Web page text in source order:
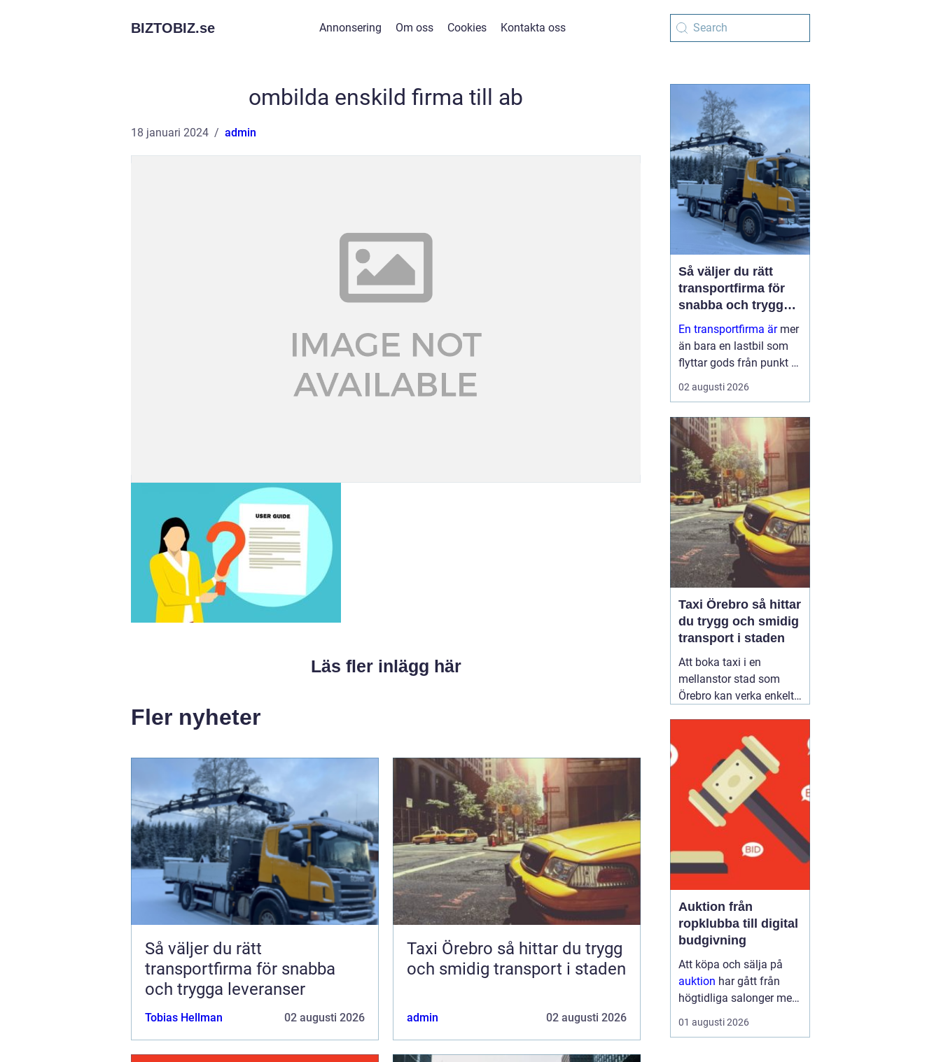
BIZTOBIZ.se Annonsering Om oss Cookies Kontakta oss
ombilda enskild firma till ab
18 januari 2024 admin
Läs fler inlägg här
Fler nyheter
Så väljer du rätt
transportfirma för snabba
och trygga leveranser
Tobias Hellman 02 augusti 2026
Taxi Örebro så hittar du trygg
och smidig transport i staden
admin 02 augusti 2026
Så väljer du rätt
transportfirma för
snabba och trygga
leveranser
En transportfirma ärmer
än bara en lastbil som
flyttar gods från punkt A
till punkt B. För många
företag är den en
verksamheten ett nav
som påverkar
kundnöjdhet, lönsamhet
och miljöpåverkan. ...
02 augusti 2026
Taxi Örebro så hittar
du trygg och smidig
transport i staden
Att boka taxi i en
mellanstor stad som
Örebro kan verka enkelt.
och slippa fundera över
priset i efterhand. Därför
blir valet av bolag
viktigare än man först
tror. Den som jämför
alternativ för
02 augusti
2026
Auktion från
ropklubba till digital
budgivning
Att köpa och sälja på
auktion har gått från
högtidliga salonger med
ropande utropare till
snabba klick på mobilen
01 augusti 2026